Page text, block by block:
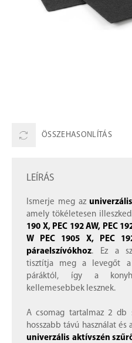
ÖSSZEHASONLÍTÁS
LEÍRÁS
Ismerje meg az
amely tökéletesen
190 X, PEC 192 AW, PEC
W PEC 1905 X, PEC
páraelszívókhoz. Ez a
tisztítja meg a levegőt a
páráktól, így a
kellemesebbek lesznek.
A csomag tartalmaz 2 db
hosszabb távú használat
univerzális aktívszén